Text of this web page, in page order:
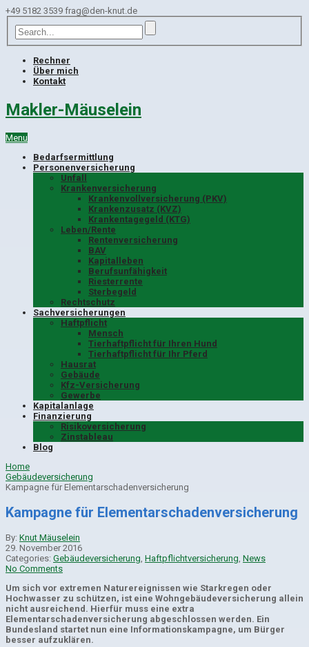
+49 5182 3539 frag@den-knut.de
Rechner
Über mich
Kontakt
Makler-Mäuselein
Menu
Bedarfsermittlung
Personenversicherung
Unfall
Krankenversicherung
Krankenvollversicherung (PKV)
Krankenzusatz (KVZ)
Krankentagegeld (KTG)
Leben/Rente
Rentenversicherung
BAV
Kapitalleben
Berufsunfähigkeit
Riesterrente
Sterbegeld
Rechtschutz
Sachversicherungen
Haftpflicht
Mensch
Tierhaftpflicht für Ihren Hund
Tierhaftpflicht für Ihr Pferd
Hausrat
Gebäude
Kfz-Versicherung
Gewerbe
Kapitalanlage
Finanzierung
Risikoversicherung
Zinstableau
Blog
Home
Gebäudeversicherung
Kampagne für Elementarschadenversicherung
Kampagne für Elementarschadenversicherung
By: Knut Mäuselein
29. November 2016
Categories: Gebäudeversicherung Haftpflichtversicherung News
No Comments
Um sich vor extremen Naturereignissen wie Starkregen oder
Hochwasser zu schützen, ist eine Wohngebäudeversicherung allein
nicht ausreichend. Hierfür muss eine extra
Elementarschadenversicherung abgeschlossen werden. Ein
Bundesland startet nun eine Informationskampagne, um Bürger
besser aufzuklären.